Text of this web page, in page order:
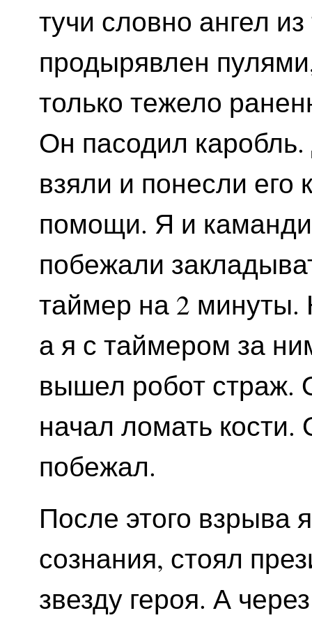
тучи словно ангел
продырявлен
только тежело
Он пасодил
взяли и понесли его
помощи. Я и
побежали
таймер на 2
а я с таймером за
вышел робот страж.
начал ломать кости.
побежал.
После этого взрыва
сознания, стоял
звезду героя. А